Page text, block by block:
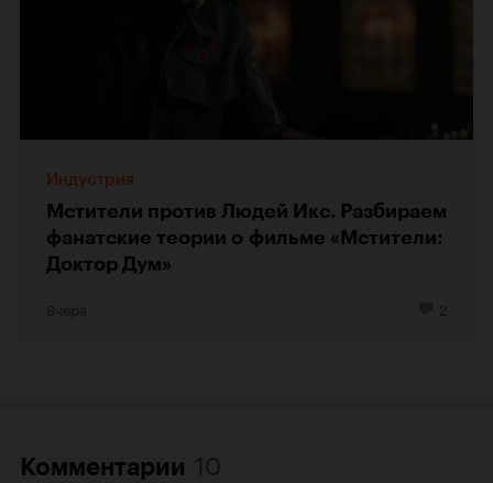
Индустрия
Мстители против Людей Икс. Разбираем
фанатские теории о фильме «Мстители:
Доктор Дум»
Комментарии